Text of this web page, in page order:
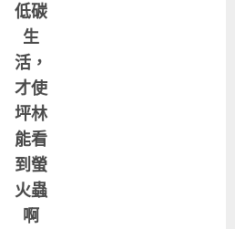
低碳
生
活，
才使
坪林
能看
到螢
火蟲
啊